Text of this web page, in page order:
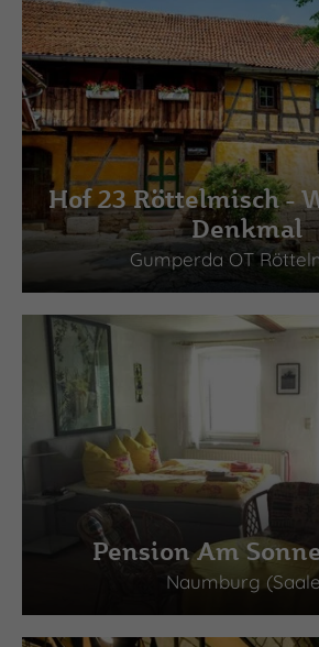
Hof 23 Röttelmisch -
Denkmal
Gumperda OT
Pension Am
Naumburg